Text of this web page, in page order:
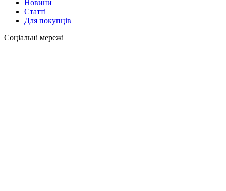
Новини
Статті
Для покупців
Соціальні мережі